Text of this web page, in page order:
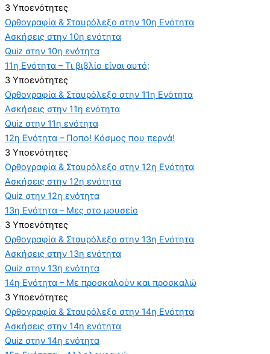
3 Υποενότητες
Ορθογραφία & Σταυρόλεξο στην 10η Ενότητα
Ασκήσεις στην 10η ενότητα
Quiz στην 10η ενότητα
11η Ενότητα – Τι βιβλίο είναι αυτό;
3 Υποενότητες
Ορθογραφία & Σταυρόλεξο στην 11η Ενότητα
Ασκήσεις στην 11η ενότητα
Quiz στην 11η ενότητα
12η Ενότητα – Ποπο! Κόσμος που περνά!
3 Υποενότητες
Ορθογραφία & Σταυρόλεξο στην 12η Ενότητα
Ασκήσεις στην 12η ενότητα
Quiz στην 12η ενότητα
13η Ενότητα – Μες στο μουσείο
3 Υποενότητες
Ορθογραφία & Σταυρόλεξο στην 13η Ενότητα
Ασκήσεις στην 13η ενότητα
Quiz στην 13η ενότητα
14η Ενότητα – Με προσκαλούν και προσκαλώ
3 Υποενότητες
Ορθογραφία & Σταυρόλεξο στην 14η Ενότητα
Ασκήσεις στην 14η ενότητα
Quiz στην 14η ενότητα